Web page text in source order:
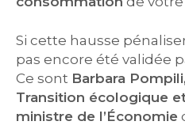
Si cette hausse
pas encore été validée
Ce sont Barbara
Transition écologique
ministre de l’Économie